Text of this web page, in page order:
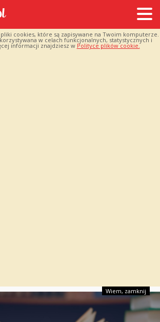
cookies, które są zapisywane na Twoim komputerze.
w celach funkcjonalnych, statystycznych i
informacji znajdziesz w Polityce plików cookie.
Wiem, zamknij